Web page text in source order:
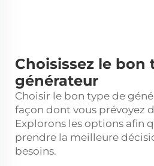
Choisissez le bon
générateur
Choisir le bon type de
façon dont vous prévoyez
Explorons les options afin
prendre la meilleure
besoins.